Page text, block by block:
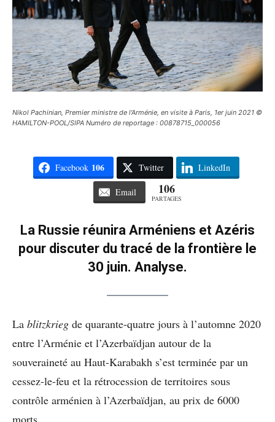
Nikol Pachinian, Premier ministre de l'Arménie, en visite à Paris, 1er juin 2021 ©
HAMILTON-POOL/SIPA Numéro de reportage : 00878715_000056
Facebook 106 Twitter LinkedIn
Email 106
PARTAGES
La Russie réunira Arméniens et Azéris
pour discuter du tracé de la frontière le
30 juin. Analyse.
La blitzkrieg de quarante-quatre jours à l’automne 2020
entre l’Arménie et l’Azerbaïdjan autour de la
souveraineté au Haut-Karabakh s’est terminée par un
cessez-le-feu et la rétrocession de territoires sous
contrôle arménien à l’Azerbaïdjan, au prix de 6000
morts.